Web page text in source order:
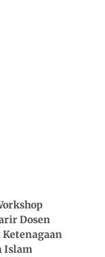
Dosen
Ketenagaan
Islam